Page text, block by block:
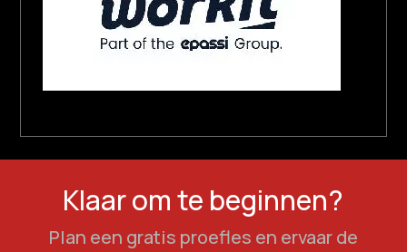
Klaar om te beginnen?
Plan een gratis proefles en ervaar de